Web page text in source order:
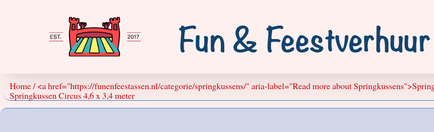
Fun &
Home / <a href="https://funenfeestassen.nl/categorie/springkussens/" aria-label="Read more about
Springkussen Circus 4,6 x 3,4 meter